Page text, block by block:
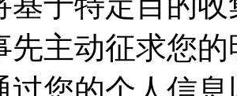
先主动征求您